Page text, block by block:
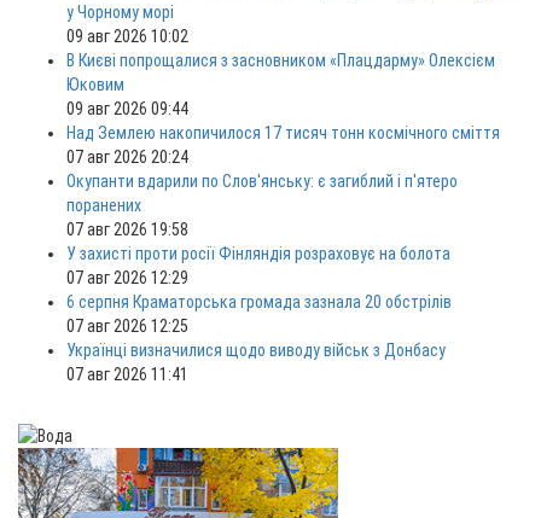
у Чорному морі
09 авг 2026 10:02
В Києві попрощалися з засновником «Плацдарму» Олексієм
Юковим
09 авг 2026 09:44
Над Землею накопичилося 17 тисяч тонн космічного сміття
07 авг 2026 20:24
Окупанти вдарили по Слов'янську: є загиблий і п'ятеро
поранених
07 авг 2026 19:58
У захисті проти росії Фінляндія розраховує на болота
07 авг 2026 12:29
6 серпня Краматорська громада зазнала 20 обстрілів
07 авг 2026 12:25
Українці визначилися щодо виводу військ з Донбасу
07 авг 2026 11:41